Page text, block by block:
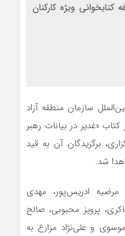
کتابخوانی ویژه کارکنان
سازمان منطقه آزاد
«غدیر در بیانات رهبر
برگزیدگان آن به قید
شد.
ادریس‌پور، مهدی
پرویز محبوبی، صالح
و علی‌نژاد مزارع به